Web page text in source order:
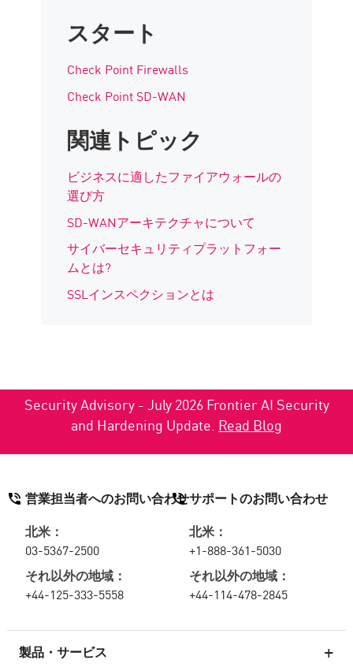
スタート
Check Point Firewalls
Check Point SD-WAN
関連トピック
ビジネスに適したファイアウォールの
選び方
SD-WANアーキテクチャについて
サイバーセキュリティプラットフォー
ムとは?
SSLインスペクションとは
Security Advisory - July 2026 Frontier AI Security
and Hardening Update. Read Blog
製品・サービス
営業担当者へのお問い合わせ
北米：
03-5367-2500
それ以外の地域：
+44-125-333-5558
サポートのお問い合わせ
北米：
+1-888-361-5030
それ以外の地域：
+44-114-478-2845